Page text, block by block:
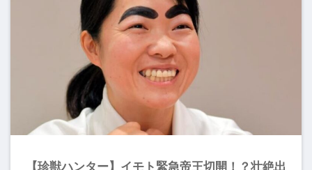
【珍獣ハンター】イモト緊急帝王切開！？壮絶出